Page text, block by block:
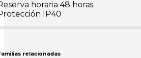
horaria 48 horas
IP40
relacionadas